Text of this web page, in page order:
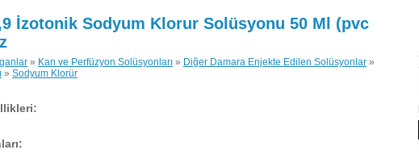
İzotonik Sodyum Klorur Solüsyonu 50 Ml (pvc
» Kan ve Perfüzyon Solüsyonları » Diğer Damara Enjekte Edilen Solüsyonlar »
» Sodyum Klorür